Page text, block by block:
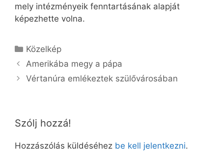
mely intézményeik fenntartásának alapját
képezhette volna.
Kategória
Közelkép
Amerikába megy a pápa
Vértanúra emlékeztek szülővárosában
Szólj hozzá!
Hozzászólás küldéséhez be kell jelentkezni.